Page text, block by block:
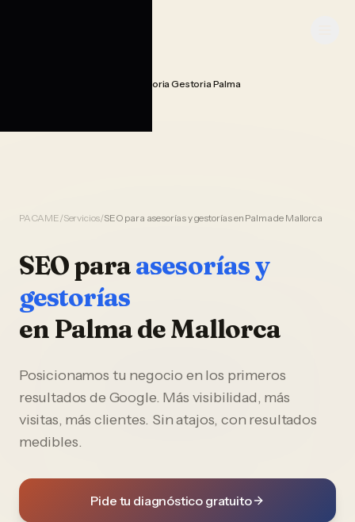
Seo Posicionamiento Asesoria Gestoria Palma
PACAME/Servicios/SEO para asesorías y gestorías en Palma de Mallorca
SEOparaasesorías y
gestorías
en Palma de Mallorca
Posicionamos tu negocio en los primeros
resultados de Google. Más visibilidad, más
visitas, más clientes. Sin atajos, con resultados
medibles.
Pide tu diagnóstico gratuito